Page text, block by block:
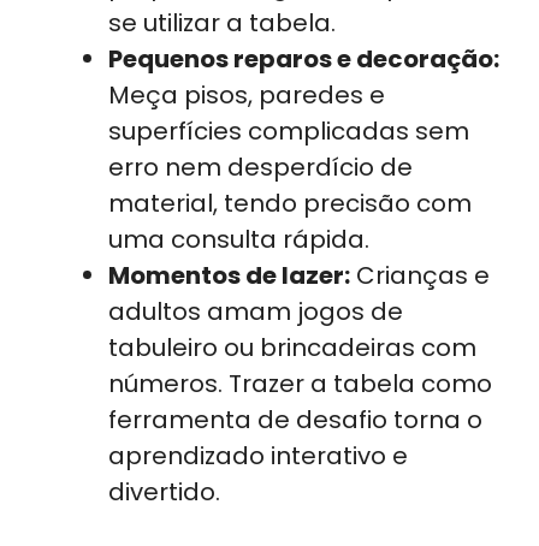
se utilizar a tabela.
Pequenos reparos e decoração:
Meça pisos, paredes e
superfícies complicadas sem
erro nem desperdício de
material, tendo precisão com
uma consulta rápida.
Momentos de lazer: Crianças e
adultos amam jogos de
tabuleiro ou brincadeiras com
números. Trazer a tabela como
ferramenta de desafio torna o
aprendizado interativo e
divertido.